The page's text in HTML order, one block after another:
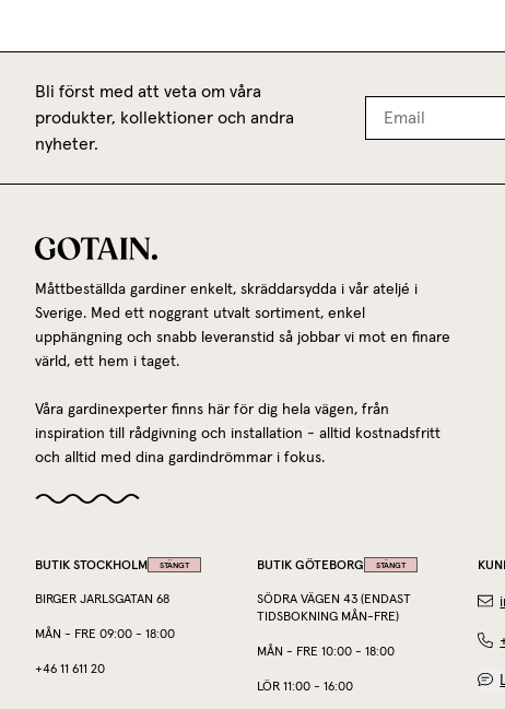
Bli först med att veta om våra
produkter, kollektioner och andra
nyheter.
Måttbeställda gardiner enkelt, skräddarsydda i vår ateljé i
Sverige. Med ett noggrant utvalt sortiment, enkel
upphängning och snabb leveranstid så jobbar vi mot en finare
värld, ett hem i taget.
Våra gardinexperter finns här för dig hela vägen, från
inspiration till rådgivning och installation - alltid kostnadsfritt
och alltid med dina gardindrömmar i fokus.
BUTIK STOCKHOLM STÄNGT
BIRGER JARLSGATAN 68
MÅN - FRE 09:00 - 18:00
+46 11 611 20
BUTIK GÖTEBORG STÄNGT
SÖDRA VÄGEN 43 (ENDAST
TIDSBOKNING MÅN-FRE)
MÅN - FRE 10:00- 18:00
LÖR 11:00- 16:00